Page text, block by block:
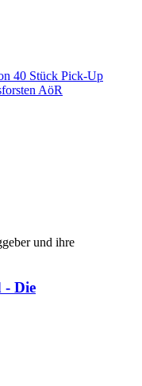
40 Stück Pick-Up
AöR
und ihre
- Die